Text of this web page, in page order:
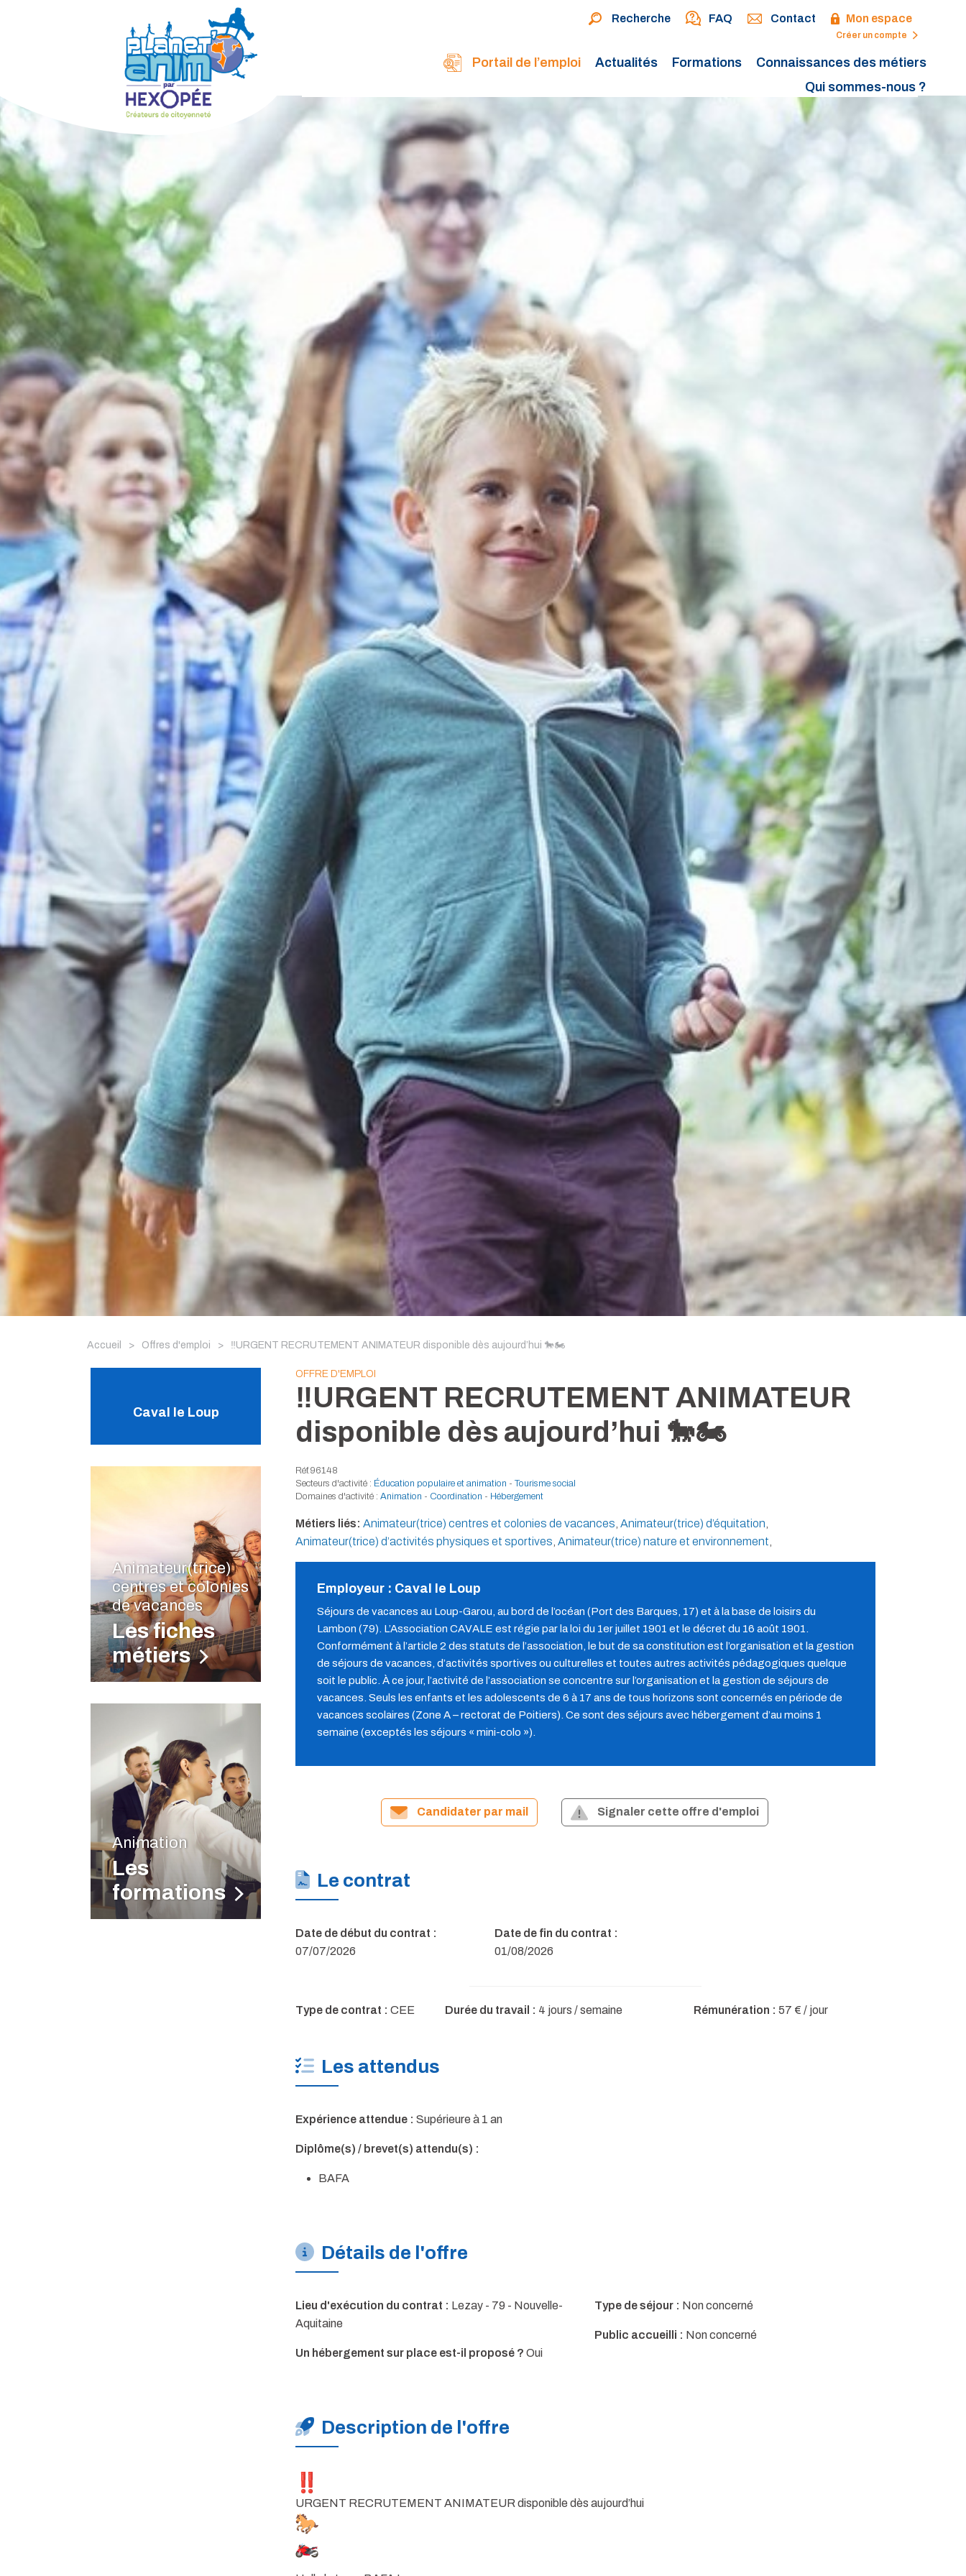
Recherche FAQ Contact Mon espace
Créer un compte
Portail de l’emploi Actualités Formations
Connaissances des métiers
Qui sommes-nous ?
Accueil > Offres d'emploi > ‼️URGENT RECRUTEMENT ANIMATEUR disponible dès aujourd’hui 🐎🏍️
Caval le Loup
Animateur(trice)
centres et colonies
de vacances
Les fiches
métiers
Animation
Les
formations
OFFRE D'EMPLOI
‼️URGENT RECRUTEMENT ANIMATEUR
disponible dès aujourd’hui 🐎🏍️
Réf.96148
Secteurs d'activité : Éducation populaire et animation - Tourisme social
Domaines d'activité : Animation - Coordination - Hébergement
Métiers liés: Animateur(trice) centres et colonies de vacances Animateur(trice) d’équitation
Animateur(trice) d’activités physiques et sportives Animateur(trice) nature et environnement
Employeur : Caval le Loup
Séjours de vacances au Loup-Garou, au bord de l’océan (Port des Barques, 17) et à la base de loisirs du
Lambon (79). L’Association CAVALE est régie par la loi du 1er juillet 1901 et le décret du 16 août 1901.
Conformément à l’article 2 des statuts de l’association, le but de sa constitution est l’organisation et la gestion
de séjours de vacances, d’activités sportives ou culturelles et toutes autres activités pédagogiques quelque
soit le public. À ce jour, l’activité de l’association se concentre sur l’organisation et la gestion de séjours de
vacances. Seuls les enfants et les adolescents de 6 à 17 ans de tous horizons sont concernés en période de
vacances scolaires (Zone A – rectorat de Poitiers). Ce sont des séjours avec hébergement d’au moins 1
semaine (exceptés les séjours « mini-colo »).
Candidater par mail Signaler cette offre d'emploi
Le contrat
Date de début du contrat :
07/07/2026
Date de fin du contrat :
01/08/2026
Type de contrat : CEE Durée du travail : 4 jours / semaine Rémunération : 57 € / jour
Les attendus
Expérience attendue : Supérieure à 1 an
Diplôme(s) / brevet(s) attendu(s) :
BAFA
Détails de l'offre
Lieu d'exécution du contrat : Lezay - 79 - Nouvelle-
Aquitaine
Un hébergement sur place est-il proposé ? Oui
Type de séjour : Non concerné
Public accueilli : Non concerné
Description de l'offre
URGENT RECRUTEMENT ANIMATEUR disponible dès aujourd’hui